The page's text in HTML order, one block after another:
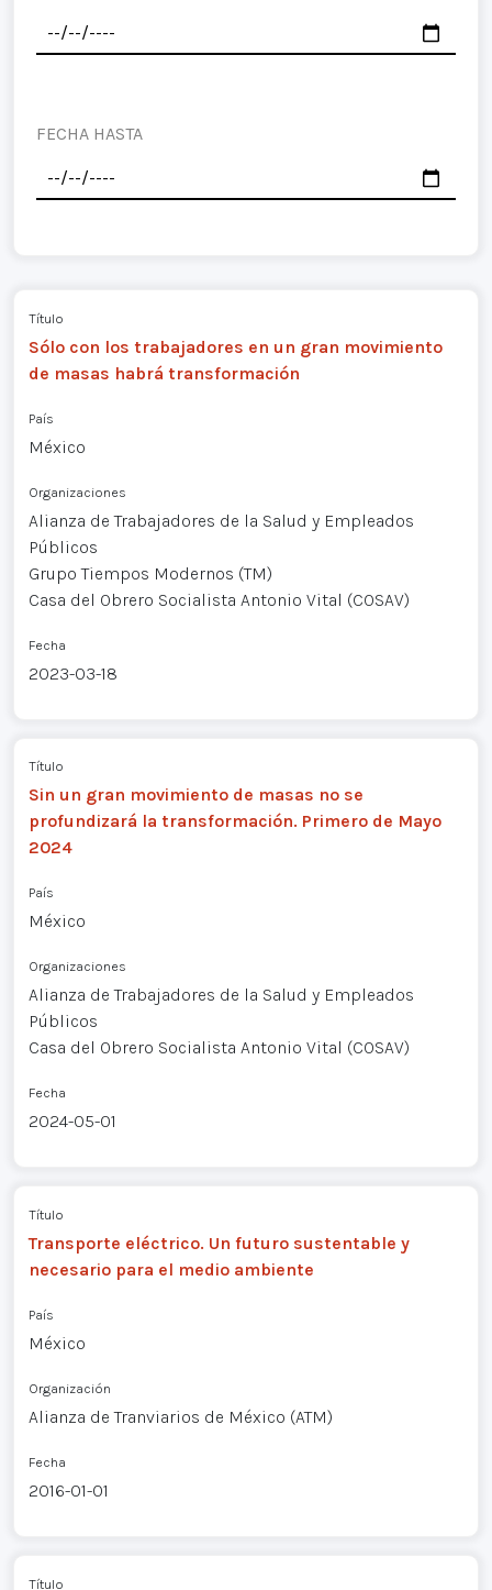
FECHA HASTA
Título
Sólo con los trabajadores en un gran movimiento
de masas habrá transformación
País
México
Organizaciones
Alianza de Trabajadores de la Salud y Empleados
Públicos
Grupo Tiempos Modernos (TM)
Casa del Obrero Socialista Antonio Vital (COSAV)
Fecha
2023-03-18
Título
Sin un gran movimiento de masas no se
profundizará la transformación. Primero de Mayo
2024
País
México
Organizaciones
Alianza de Trabajadores de la Salud y Empleados
Públicos
Casa del Obrero Socialista Antonio Vital (COSAV)
Fecha
2024-05-01
Título
Transporte eléctrico. Un futuro sustentable y
necesario para el medio ambiente
País
México
Organización
Alianza de Tranviarios de México (ATM)
Fecha
2016-01-01
Título